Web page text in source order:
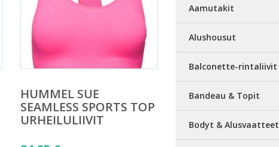
HUMMEL SUE
SEAMLESS SPORTS TOP
URHEILULIIVIT
Aamutakit
Alushousut
Balconette-rintaliivit
Bandeau & Topit
Bodyt & Alusvaatteet